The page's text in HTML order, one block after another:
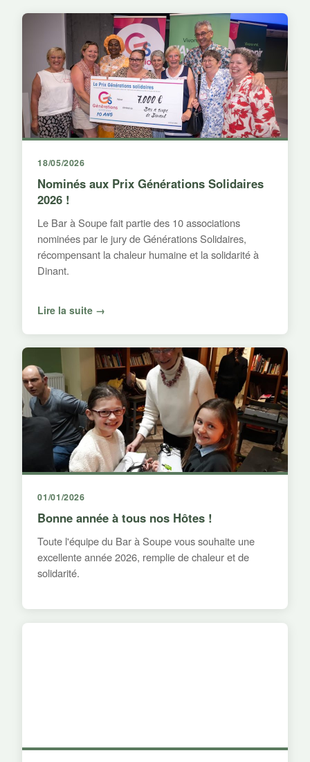
18/05/2026
Nominés aux Prix Générations Solidaires
2026 !
Le Bar à Soupe fait partie des 10 associations
nominées par le jury de Générations Solidaires,
récompensant la chaleur humaine et la solidarité à
Dinant.
Lire la suite →
01/01/2026
Bonne année à tous nos Hôtes !
Toute l'équipe du Bar à Soupe vous souhaite une
excellente année 2026, remplie de chaleur et de
solidarité.